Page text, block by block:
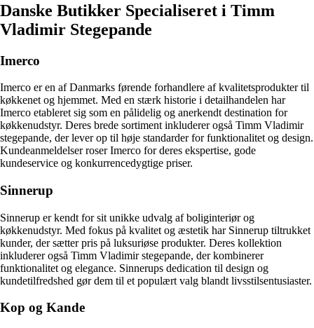
Danske Butikker Specialiseret i Timm
Vladimir Stegepande
Imerco
Imerco er en af Danmarks førende forhandlere af kvalitetsprodukter til
køkkenet og hjemmet. Med en stærk historie i detailhandelen har
Imerco etableret sig som en pålidelig og anerkendt destination for
køkkenudstyr. Deres brede sortiment inkluderer også Timm Vladimir
stegepande, der lever op til høje standarder for funktionalitet og design.
Kundeanmeldelser roser Imerco for deres ekspertise, gode
kundeservice og konkurrencedygtige priser.
Sinnerup
Sinnerup er kendt for sit unikke udvalg af boliginteriør og
køkkenudstyr. Med fokus på kvalitet og æstetik har Sinnerup tiltrukket
kunder, der sætter pris på luksuriøse produkter. Deres kollektion
inkluderer også Timm Vladimir stegepande, der kombinerer
funktionalitet og elegance. Sinnerups dedication til design og
kundetilfredshed gør dem til et populært valg blandt livsstilsentusiaster.
Kop og Kande